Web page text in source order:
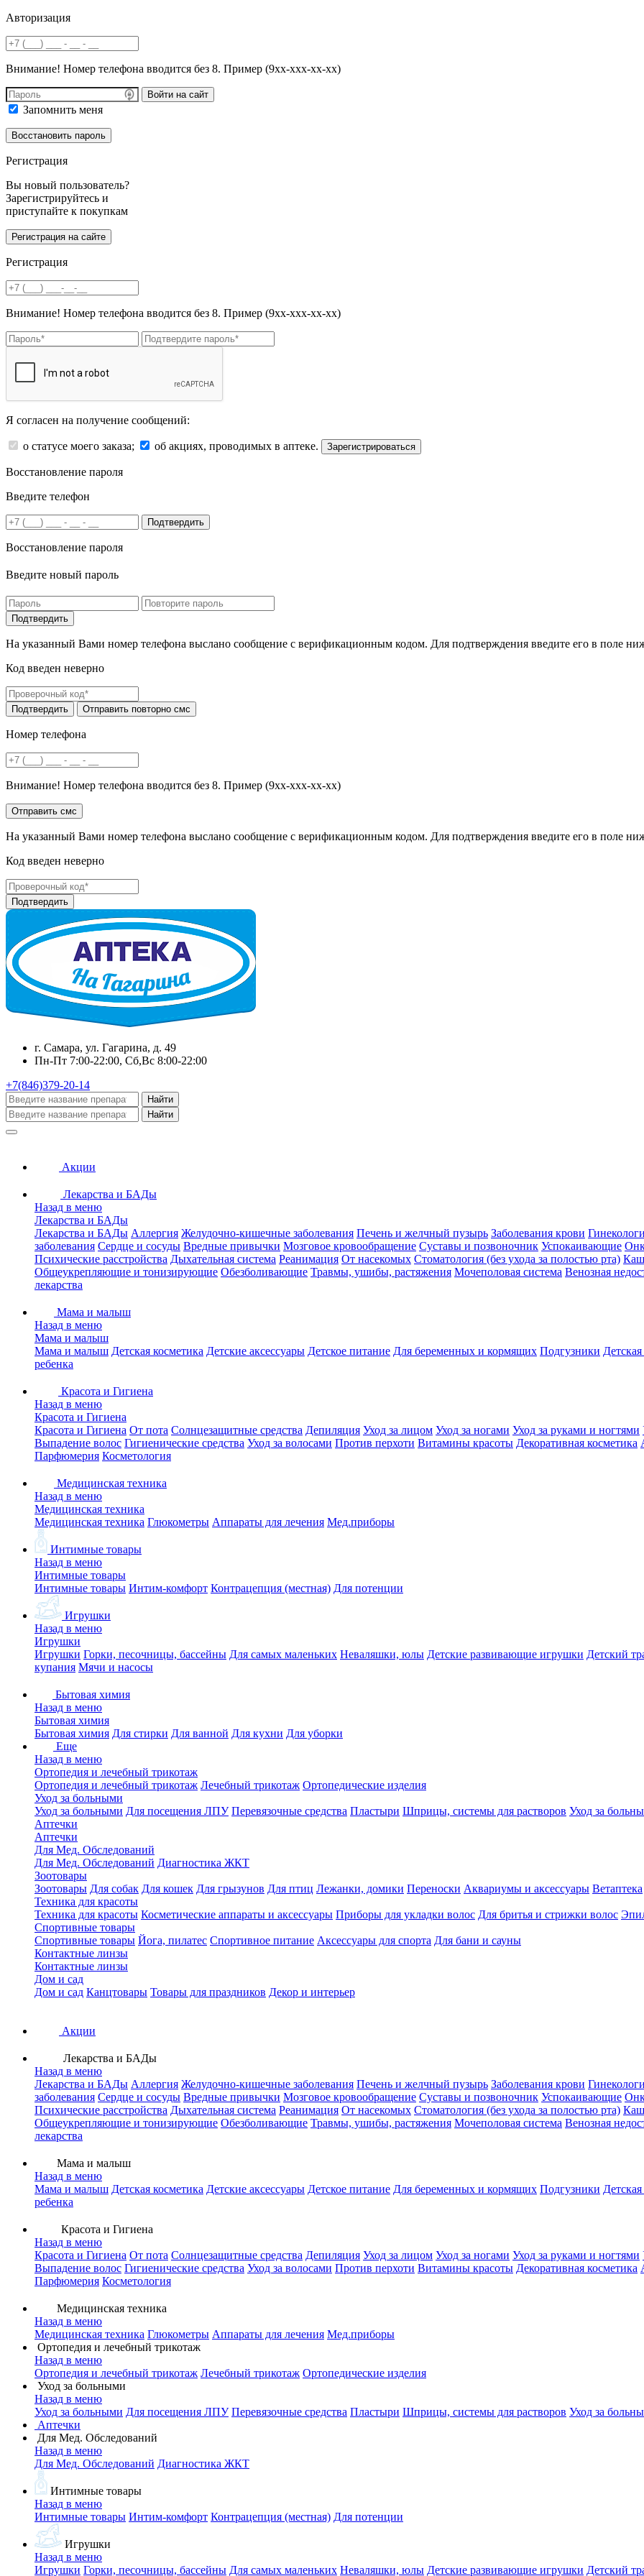
Авторизация
Внимание! Номер телефона вводится без 8. Пример (9хх-ххх-хх-хх)
Войти на сайт
Запомнить меня
Регистрация
Вы новый пользователь?
Зарегистрируйтесь и
приступайте к покупкам
Регистрация
Внимание! Номер телефона вводится без 8. Пример (9хх-ххх-хх-хх)
Я согласен на получение сообщений:
о статусе моего заказа; об акциях, проводимых в аптеке. Зарегистрироваться
Восстановление пароля
Введите телефон
Подтвердить
Восстановление пароля
Введите новый пароль
На указанный Вами номер телефона выслано сообщение с верификационным кодом. Для подтверждения введите его в поле
Код введен неверно
Номер телефона
Внимание! Номер телефона вводится без 8. Пример (9хх-ххх-хх-хх)
На указанный Вами номер телефона выслано сообщение с верификационным кодом. Для подтверждения введите его в поле
Код введен неверно
г. Самара, ул. Гагарина, д. 49
Пн-Пт 7:00-22:00, Сб,Вс 8:00-22:00
+7(846)379-20-14
Найти
Найти
Акции
Лекарства и БАДы
Назад в меню
Лекарства и БАДы
Лекарства и БАДы Аллергия Желудочно-кишечные заболевания Печень и желчный пузырь Заболевания крови
заболевания Сердце и сосуды Вредные привычки Мозговое кровообращение Суставы и позвоночник Успокаивающие
Психические расстройства Дыхательная система Реанимация От насекомых Стоматология (без ухода за полостью рта)
Общеукрепляющие и тонизирующие Обезболивающие Травмы, ушибы, растяжения Мочеполовая система Венозная
лекарства
Мама и малыш
Назад в меню
Мама и малыш
Мама и малыш Детская косметика Детские аксессуары Детское питание Для беременных и кормящих Подгузники
ребенка
Красота и Гигиена
Назад в меню
Красота и Гигиена
Красота и Гигиена От пота Солнцезащитные средства Депиляция Уход за лицом Уход за ногами Уход за руками и ногтями
Выпадение волос Гигиенические средства Уход за волосами Против перхоти Витамины красоты Декоративная косметика
Парфюмерия Косметология
Медицинская техника
Назад в меню
Медицинская техника
Медицинская техника Глюкометры Аппараты для лечения Мед.приборы
Интимные товары
Назад в меню
Интимные товары
Интимные товары Интим-комфорт Контрацепция (местная) Для потенции
Игрушки
Назад в меню
Игрушки
Игрушки Горки, песочницы, бассейны Для самых маленьких Неваляшки, юлы Детские развивающие игрушки Детский
купания Мячи и насосы
Бытовая химия
Назад в меню
Бытовая химия
Бытовая химия Для стирки Для ванной Для кухни Для уборки
Еще
Назад в меню
Ортопедия и лечебный трикотаж
Ортопедия и лечебный трикотаж Лечебный трикотаж Ортопедические изделия
Уход за больными
Уход за больными Для посещения ЛПУ Перевязочные средства Пластыри Шприцы, системы для растворов Уход за
Аптечки
Аптечки
Для Мед. Обследований
Для Мед. Обследований Диагностика ЖКТ
Зоотовары
Зоотовары Для собак Для кошек Для грызунов Для птиц Лежанки, домики Переноски Аквариумы и аксессуары Ветаптека
Техника для красоты
Техника для красоты Косметические аппараты и аксессуары Приборы для укладки волос Для бритья и стрижки волос
Спортивные товары
Спортивные товары Йога, пилатес Спортивное питание Аксессуары для спорта Для бани и сауны
Контактные линзы
Контактные линзы
Дом и сад
Дом и сад Канцтовары Товары для праздников Декор и интерьер
Акции
Лекарства и БАДы
Назад в меню
Лекарства и БАДы Аллергия Желудочно-кишечные заболевания Печень и желчный пузырь Заболевания крови
заболевания Сердце и сосуды Вредные привычки Мозговое кровообращение Суставы и позвоночник Успокаивающие
Психические расстройства Дыхательная система Реанимация От насекомых Стоматология (без ухода за полостью рта)
Общеукрепляющие и тонизирующие Обезболивающие Травмы, ушибы, растяжения Мочеполовая система Венозная
лекарства
Мама и малыш
Назад в меню
Мама и малыш Детская косметика Детские аксессуары Детское питание Для беременных и кормящих Подгузники
ребенка
Красота и Гигиена
Назад в меню
Красота и Гигиена От пота Солнцезащитные средства Депиляция Уход за лицом Уход за ногами Уход за руками и ногтями
Выпадение волос Гигиенические средства Уход за волосами Против перхоти Витамины красоты Декоративная косметика
Парфюмерия Косметология
Медицинская техника
Назад в меню
Медицинская техника Глюкометры Аппараты для лечения Мед.приборы
Ортопедия и лечебный трикотаж
Назад в меню
Ортопедия и лечебный трикотаж Лечебный трикотаж Ортопедические изделия
Уход за больными
Назад в меню
Уход за больными Для посещения ЛПУ Перевязочные средства Пластыри Шприцы, системы для растворов Уход за
Аптечки
Для Мед. Обследований
Назад в меню
Для Мед. Обследований Диагностика ЖКТ
Интимные товары
Назад в меню
Интимные товары Интим-комфорт Контрацепция (местная) Для потенции
Игрушки
Назад в меню
Игрушки Горки, песочницы, бассейны Для самых маленьких Неваляшки, юлы Детские развивающие игрушки Детский